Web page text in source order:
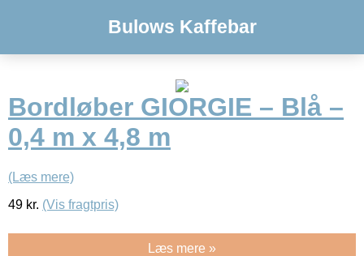
Bulows Kaffebar
Bordløber GIORGIE – Blå –
0,4 m x 4,8 m
(Læs mere)
49 kr. (Vis fragtpris)
Læs mere »